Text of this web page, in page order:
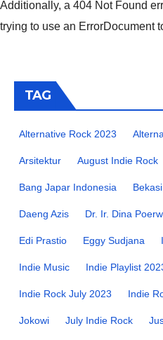
Additionally, a 404 Not Found
trying to use an ErrorDocument
TAG
Alternative Rock 2023
Arsitektur August Indie Rock
Bang Japar Indonesia Bekasi
Daeng Azis Dr. Ir. Dina
Edi Prastio Eggy Sudjana
Indie Music Indie Playlist
Indie Rock July 2023 Indie
Jokowi July Indie Rock